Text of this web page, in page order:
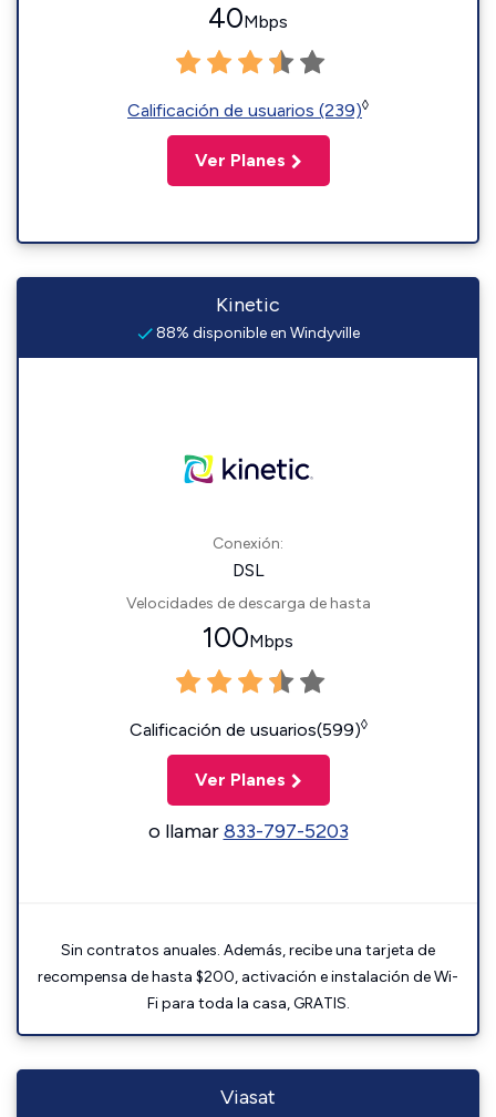
40Mbps
Calificación de usuarios (239)◊
Ver Planes
Kinetic
88% disponible en Windyville
Conexión:
DSL
Velocidades de descarga de hasta
100Mbps
Calificación de usuarios(599)◊
Ver Planes
o llamar833-797-5203
Sin contratos anuales. Además, recibe una tarjeta de
recompensa de hasta $200, activación e instalación de Wi-
Fi para toda la casa, GRATIS.
Viasat